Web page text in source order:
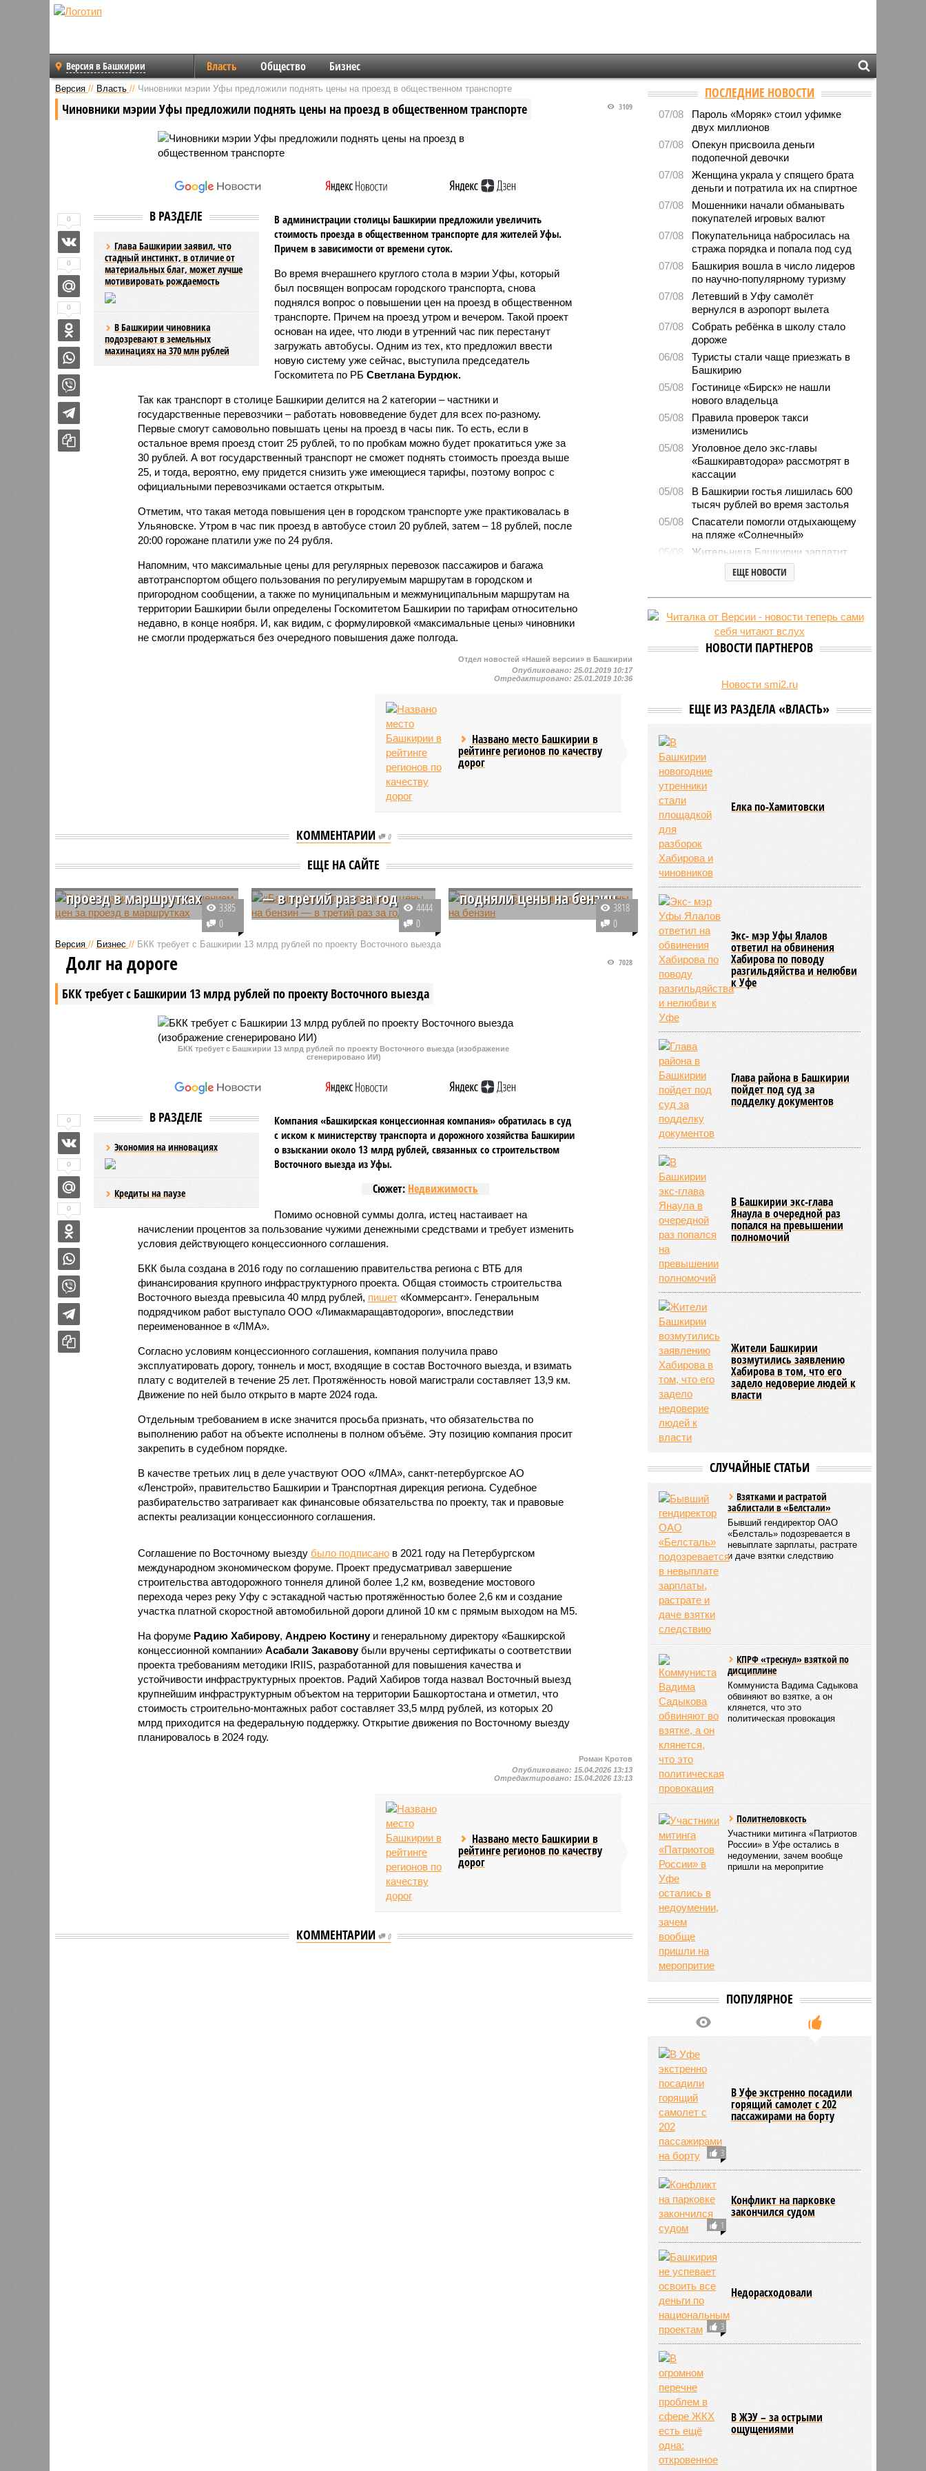
Версия в Башкирии Власть Общество Бизнес
Версия // Власть // Чиновники мэрии Уфы предложили поднять цены на проезд в общественном транспорте
Чиновники мэрии Уфы предложили поднять цены на проезд в общественном транспорте 3109
В РАЗДЕЛЕ
Глава Башкирии заявил, что
стадный инстинкт, в отличие от
материальных благ, может лучше
мотивировать рождаемость
В Башкирии чиновника
подозревают в земельных
махинациях на 370 млн рублей
В администрации столицы Башкирии предложили увеличить
стоимость проезда в общественном транспорте для жителей Уфы.
Причем в зависимости от времени суток.
Во время вчерашнего круглого стола в мэрии Уфы, который
был посвящен вопросам городского транспорта, снова
поднялся вопрос о повышении цен на проезд в общественном
транспорте. Причем на проезд утром и вечером. Такой проект
основан на идее, что люди в утренний час пик перестанут
загружать автобусы. Одним из тех, кто предложил ввести
новую систему уже сейчас, выступила председатель
Госкомитета по РБ Светлана Бурдюк.
Так как транспорт в столице Башкирии делится на 2 категории – частники и
государственные перевозчики – работать нововведение будет для всех по-разному.
Первые смогут самовольно повышать цены на проезд в часы пик. То есть, если в
остальное время проезд стоит 25 рублей, то по пробкам можно будет прокатиться уже за
30 рублей. А вот государственный транспорт не сможет поднять стоимость проезда выше
25, и тогда, вероятно, ему придется снизить уже имеющиеся тарифы, поэтому вопрос с
официальными перевозчиками остается открытым.
Отметим, что такая метода повышения цен в городском транспорте уже практиковалась в
Ульяновске. Утром в час пик проезд в автобусе стоил 20 рублей, затем – 18 рублей, после
20:00 горожане платили уже по 24 рубля.
Напомним, что максимальные цены для регулярных перевозок пассажиров и багажа
автотранспортом общего пользования по регулируемым маршрутам в городском и
пригородном сообщении, а также по муниципальным и межмуниципальным маршрутам на
территории Башкирии были определены Госкомитетом Башкирии по тарифам относительно
недавно, в конце ноября. И, как видим, с формулировкой «максимальные цены» чиновники
не смогли продержаться без очередного повышения даже полгода.
0
0
0
Отдел новостей «Нашей версии» в Башкирии
Опубликовано:25.01.2019 10:17
Отредактировано:25.01.2019 10:36
Названо место Башкирии в
рейтинге регионов по качеству
дорог
КОММЕНТАРИИ 0
ЕЩЕ НА САЙТЕ
В Уфе разбираются с
проезд в маршрутках
Единая транспортная карта
«Алга», которой жители Уфы
могут с 1 июля расплачиваться
на всех видах транспорта,
спровоцировала повышение
стоимости проезда у частных
3385
0
«Башнефть» опять
— в третий раз за год
Несмотря на то, что предыдущее
повышение цен было только в
позапрошлом месяце,
бензин и дизельное топливо.
4444
0
подняли цены на бензин
В столице Башкирии компания
3818
0
Версия // Бизнес // БКК требует с Башкирии 13 млрд рублей по проекту Восточного выезда
БКК требует с Башкирии 13 млрд рублей по проекту Восточного выезда
7028
Долг на дороге
БКК требует с Башкирии 13 млрд рублей по проекту Восточного выезда (изображение
сгенерировано ИИ)
В РАЗДЕЛЕ
Экономия на инновациях
Кредиты на паузе
Компания «Башкирская концессионная компания» обратилась в суд
с иском к министерству транспорта и дорожного хозяйства Башкирии
о взыскании около 13 млрд рублей, связанных со строительством
Восточного выезда из Уфы.
Сюжет: Недвижимость
Помимо основной суммы долга, истец настаивает на
начислении процентов за пользование чужими денежными средствами и требует изменить
условия действующего концессионного соглашения.
БКК была создана в 2016 году по соглашению правительства региона с ВТБ для
финансирования крупного инфраструктурного проекта. Общая стоимость строительства
Восточного выезда превысила 40 млрд рублей, пишет«Коммерсант». Генеральным
подрядчиком работ выступало ООО «Лимакмаращавтодороги», впоследствии
переименованное в «ЛМА».
Согласно условиям концессионного соглашения, компания получила право
эксплуатировать дорогу, тоннель и мост, входящие в состав Восточного выезда, и взимать
плату с водителей в течение 25 лет. Протяжённость новой магистрали составляет 13,9 км.
Движение по ней было открыто в марте 2024 года.
Отдельным требованием в иске значится просьба признать, что обязательства по
выполнению работ на объекте исполнены в полном объёме. Эту позицию компания просит
закрепить в судебном порядке.
В качестве третьих лиц в деле участвуют ООО «ЛМА», санкт-петербургское АО
«Ленстрой», правительство Башкирии и Транспортная дирекция региона. Судебное
разбирательство затрагивает как финансовые обязательства по проекту, так и правовые
аспекты реализации концессионного соглашения.
Соглашение по Восточному выезду было подписанов 2021 году на Петербургском
международном экономическом форуме. Проект предусматривал завершение
строительства автодорожного тоннеля длиной более 1,2 км, возведение мостового
перехода через реку Уфу с эстакадной частью протяжённостью более 2,6 км и создание
участка платной скоростной автомобильной дороги длиной 10 км с прямым выходом на М5.
На форуме Радию Хабирову, Андрею Костинуи генеральному директору «Башкирской
концессионной компании» Асабали Закавовубыли вручены сертификаты о соответствии
проекта требованиям методики IRIIS, разработанной для повышения качества и
устойчивости инфраструктурных проектов. Радий Хабиров тогда назвал Восточный выезд
крупнейшим инфраструктурным объектом на территории Башкортостана и отметил, что
стоимость строительно-монтажных работ составляет 33,5 млрд рублей, из которых 20
млрд приходится на федеральную поддержку. Открытие движения по Восточному выезду
планировалось в 2024 году.
0
0
0
Роман Кротов
Опубликовано: 15.04.2026 13:13
Отредактировано: 15.04.2026 13:13
Названо место Башкирии в
рейтинге регионов по качеству
дорог
КОММЕНТАРИИ 0
ПОСЛЕДНИЕ НОВОСТИ
07/08
Пароль «Моряк» стоил уфимке
двух миллионов
07/08
Опекун присвоила деньги
подопечной девочки
07/08
Женщина украла у спящего брата
деньги и потратила их на спиртное
07/08
Мошенники начали обманывать
покупателей игровых валют
07/08
Покупательница набросилась на
стража порядка и попала под суд
07/08
Башкирия вошла в число лидеров
по научно-популярному туризму
07/08
Летевший в Уфу самолёт
вернулся в аэропорт вылета
07/08
Собрать ребёнка в школу стало
дороже
06/08
Туристы стали чаще приезжать в
Башкирию
05/08
Гостинице «Бирск» не нашли
нового владельца
05/08
Правила проверок такси
изменились
05/08
Уголовное дело экс-главы
«Башкиравтодора» рассмотрят в
кассации
05/08
В Башкирии гостья лишилась 600
тысяч рублей во время застолья
05/08
Спасатели помогли отдыхающему
на пляже «Солнечный»
05/08
Жительница Башкирии заплатит
штраф за грубое общение в
мессенджереЕЩЕ НОВОСТИ
НОВОСТИ ПАРТНЕРОВ
Новости smi2.ru
ЕЩЕ ИЗ РАЗДЕЛА «ВЛАСТЬ»
Елка по-Хамитовски
Экс- мэр Уфы Ялалов
ответил на обвинения
Хабирова по поводу
разгильдяйства и нелюбви
к Уфе
Глава района в Башкирии
пойдет под суд за
подделку документов
В Башкирии экс-глава
Янаула в очередной раз
попался на превышении
полномочий
Жители Башкирии
возмутились заявлению
Хабирова в том, что его
задело недоверие людей к
власти
СЛУЧАЙНЫЕ СТАТЬИ
Взятками и растратой
заблистали в «Белстали»
Бывший гендиректор ОАО
«Белсталь» подозревается в
невыплате зарплаты, растрате
и даче взятки следствию
КПРФ «треснул» взяткой по
дисциплине
Коммуниста Вадима Садыкова
обвиняют во взятке, а он
клянется, что это
политическая провокация
Политнеловкость
Участники митинга «Патриотов
России» в Уфе остались в
недоумении, зачем вообще
пришли на меропритие
ПОПУЛЯРНОЕ
3
В Уфе экстренно посадили
горящий самолет с 202
пассажирами на борту
1
Конфликт на парковке
закончился судом
3
Недорасходовали
В ЖЭУ – за острыми
ощущениями